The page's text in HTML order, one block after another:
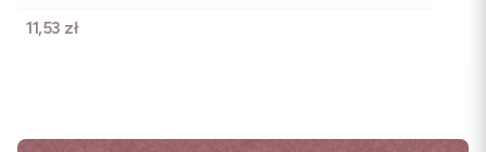
Cena
11,53 zł